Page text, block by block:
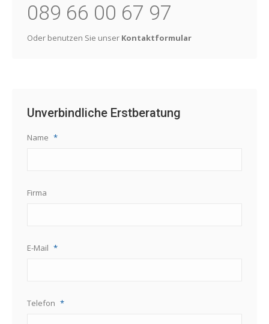
089 66 00 67 97
Oder benutzen Sie unser Kontaktformular
Unverbindliche Erstberatung
Name *
Firma
E-Mail *
Telefon *